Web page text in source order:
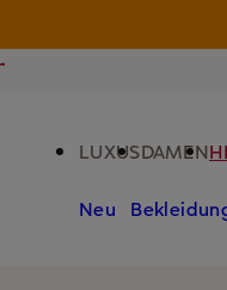
Breuninger
LUXUSDAMEN
Neu